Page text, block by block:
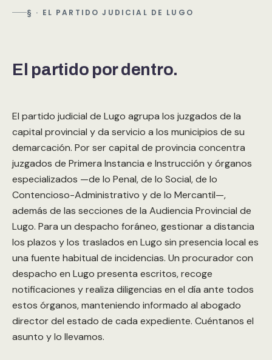
§ · EL PARTIDO JUDICIAL DE LUGO
El partido por dentro.
El partido judicial de Lugo agrupa los juzgados de la
capital provincial y da servicio a los municipios de su
demarcación. Por ser capital de provincia concentra
juzgados de Primera Instancia e Instrucción y órganos
especializados —de lo Penal, de lo Social, de lo
Contencioso-Administrativo y de lo Mercantil—,
además de las secciones de la Audiencia Provincial de
Lugo. Para un despacho foráneo, gestionar a distancia
los plazos y los traslados en Lugo sin presencia local es
una fuente habitual de incidencias. Un procurador con
despacho en Lugo presenta escritos, recoge
notificaciones y realiza diligencias en el día ante todos
estos órganos, manteniendo informado al abogado
director del estado de cada expediente. Cuéntanos el
asunto y lo llevamos.